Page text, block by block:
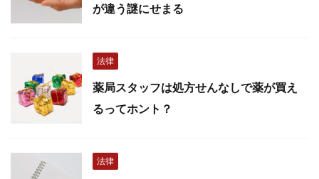
が違う謎にせまる
法律
薬局スタッフは処方せんなしで薬が買え
るってホント？
法律